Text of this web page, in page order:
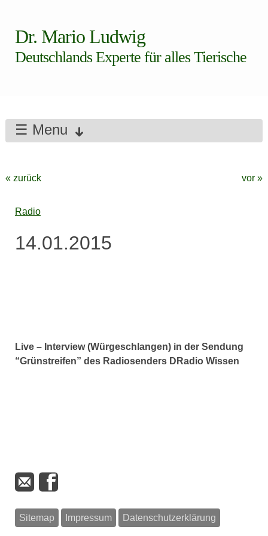
Dr. Mario Ludwig
Deutschlands Experte für alles Tierische
☰ Menu
« zurück vor »
Radio
14.01.2015
Live – Interview (Würgeschlangen) in der Sendung
“Grünstreifen” des Radiosenders DRadio Wissen
Sitemap Impressum Datenschutzerklärung